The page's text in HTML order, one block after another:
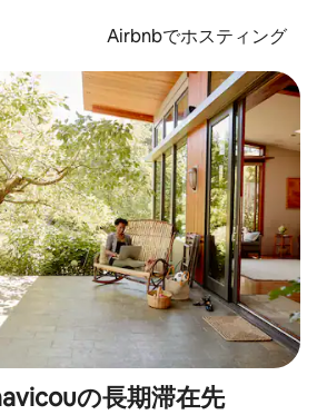
Airbnbでホスティング
の長期滞在先